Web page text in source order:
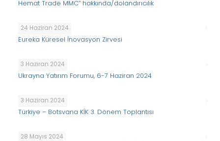
Hemat Trade MMC” hakkında/dolandırıcılık
24 Haziran 2024
Eureka Küresel İnovasyon Zirvesi
3 Haziran 2024
Ukrayna Yatırım Forumu, 6-7 Haziran 2024
3 Haziran 2024
Türkiye – Botsvana KİK 3. Dönem Toplantısı
28 Mayıs 2024